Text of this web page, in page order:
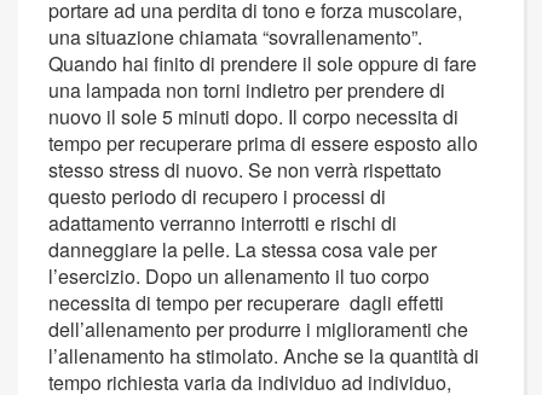
portare ad una perdita di tono e forza muscolare,
una situazione chiamata “sovrallenamento”.
Quando hai finito di prendere il sole oppure di fare
una lampada non torni indietro per prendere di
nuovo il sole 5 minuti dopo. Il corpo necessita di
tempo per recuperare prima di essere esposto allo
stesso stress di nuovo. Se non verrà rispettato
questo periodo di recupero i processi di
adattamento verranno interrotti e rischi di
danneggiare la pelle. La stessa cosa vale per
l’esercizio. Dopo un allenamento il tuo corpo
necessita di tempo per recuperare dagli effetti
dell’allenamento per produrre i miglioramenti che
l’allenamento ha stimolato. Anche se la quantità di
tempo richiesta varia da individuo ad individuo,